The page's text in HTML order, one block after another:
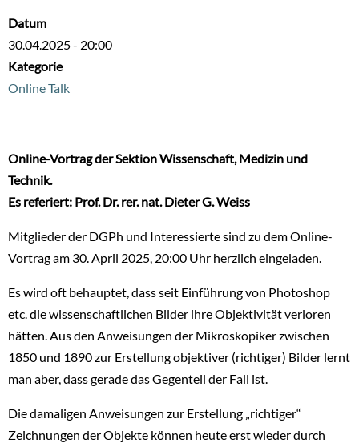
Datum
30.04.2025 - 20:00
Kategorie
Online Talk
Online-Vortrag der Sektion Wissenschaft, Medizin und
Technik.
Es referiert: Prof. Dr. rer. nat. Dieter G. Weiss
Mitglieder der DGPh und Interessierte sind zu dem Online-
Vortrag am 30. April 2025, 20:00 Uhr herzlich eingeladen.
Es wird oft behauptet, dass seit Einführung von Photoshop
etc. die wissenschaftlichen Bilder ihre Objektivität verloren
hätten. Aus den Anweisungen der Mikroskopiker zwischen
1850 und 1890 zur Erstellung objektiver (richtiger) Bilder lernt
man aber, dass gerade das Gegenteil der Fall ist.
Die damaligen Anweisungen zur Erstellung „richtiger“
Zeichnungen der Objekte können heute erst wieder durch